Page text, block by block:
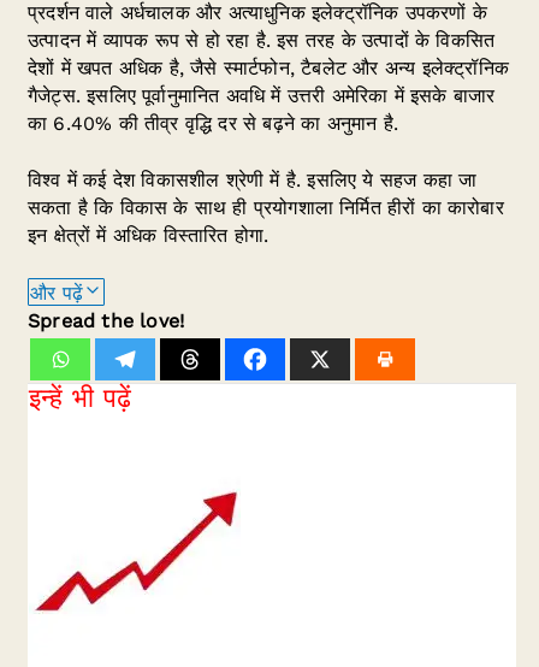
प्रदर्शन वाले अर्धचालक और अत्याधुनिक इलेक्ट्रॉनिक उपकरणों के
उत्पादन में व्यापक रूप से हो रहा है. इस तरह के उत्पादों के विकसित
देशों में खपत अधिक है, जैसे स्मार्टफोन, टैबलेट और अन्य इलेक्ट्रॉनिक
गैजेट्स. इसलिए पूर्वानुमानित अवधि में उत्तरी अमेरिका में इसके बाजार
का 6.40% की तीव्र वृद्धि दर से बढ़ने का अनुमान है.
विश्व में कई देश विकासशील श्रेणी में है. इसलिए ये सहज कहा जा
सकता है कि विकास के साथ ही प्रयोगशाला निर्मित हीरों का कारोबार
इन क्षेत्रों में अधिक विस्तारित होगा.
और पढ़ें
Spread the love!
इन्हें भी पढ़ें